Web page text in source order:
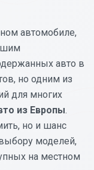
автомобиле,
авто в
но одним из
для многих
из Европы.
но и шанс
моделей,
на местном